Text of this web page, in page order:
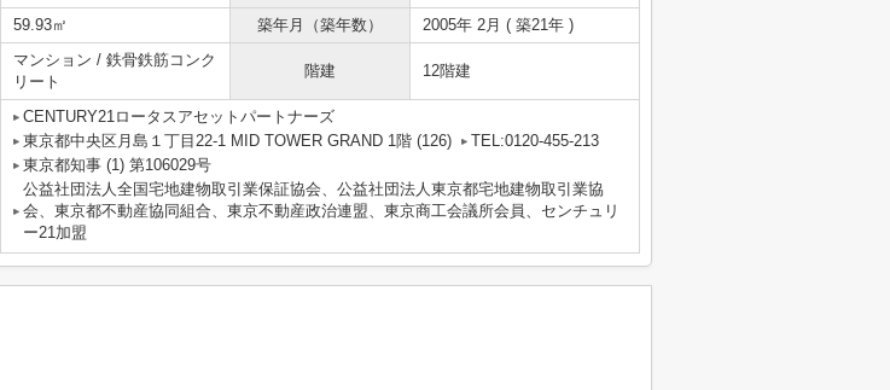
59.93㎡ 築年月（築年数） 2005年 2月 ( 築21年 )
マンション / 鉄骨鉄筋コンク
リート
階建 12階建
CENTURY21ロータスアセットパートナーズ
東京都中央区月島１丁目22-1 MID TOWER GRAND 1階 (126)
TEL:0120-455-213
東京都知事 (1) 第106029号
公益社団法人全国宅地建物取引業保証協会、公益社団法人東京都宅地建物取引業協
会、東京都不動産協同組合、東京不動産政治連盟、東京商工会議所会員、センチュリ
ー21加盟